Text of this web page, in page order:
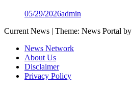
05/29/2026admin
Current News | Theme: News Portal by
News Network
About Us
Disclaimer
Privacy Policy